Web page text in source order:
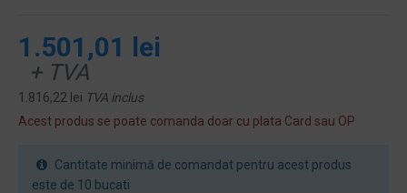
1.501,01 lei
+ TVA
1.816,22 lei TVA inclus
Acest produs se poate comanda doar cu plata Card sau OP
Cantitate minimă de comandat pentru acest produs
este de 10 bucati